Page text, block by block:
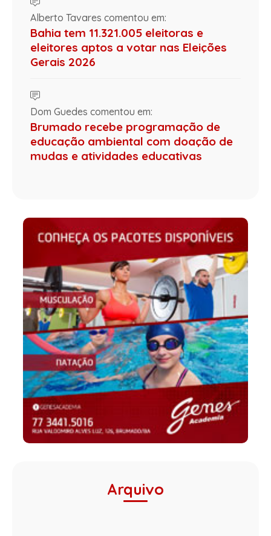
Alberto Tavares comentou em:
Bahia tem 11.321.005 eleitoras e
eleitores aptos a votar nas Eleições
Gerais 2026
Dom Guedes comentou em:
Brumado recebe programação de
educação ambiental com doação de
mudas e atividades educativas
Arquivo